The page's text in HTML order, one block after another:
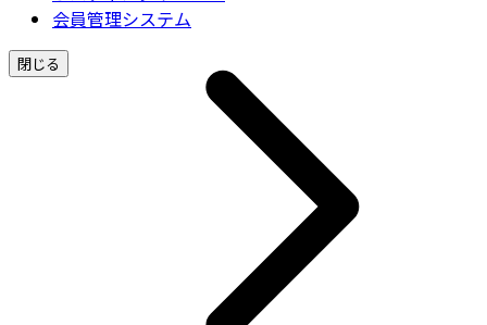
会員管理システム
閉じる